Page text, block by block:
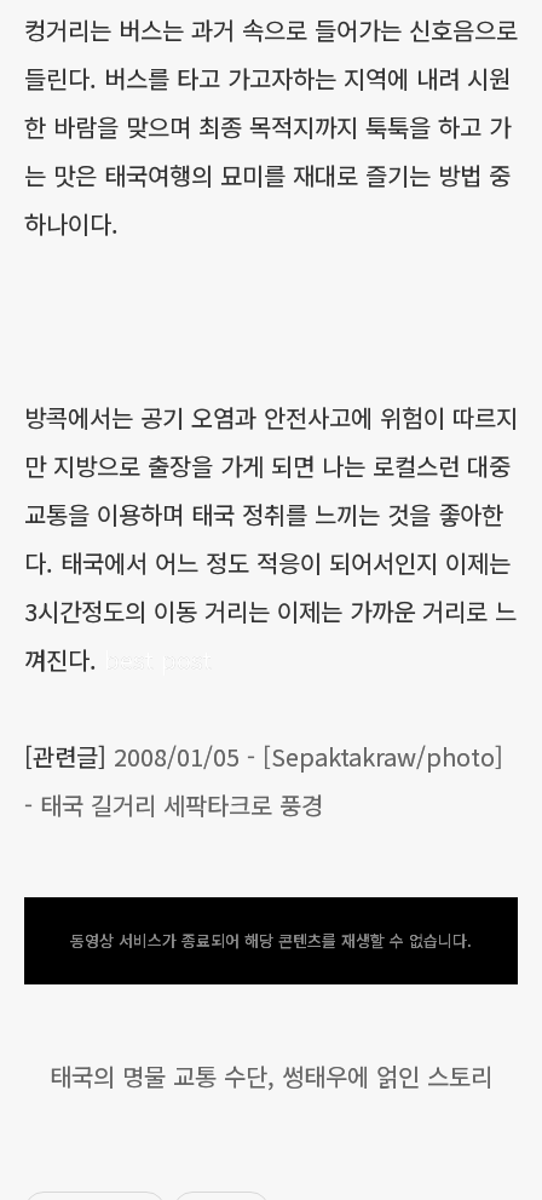
컹거리는 버스는 과거 속으로 들어가는 신호음으로
들린다. 버스를 타고 가고자하는 지역에 내려 시원
한 바람을 맞으며 최종 목적지까지 툭툭을 하고 가
는 맛은 태국여행의 묘미를 재대로 즐기는 방법 중
하나이다.
방콕에서는 공기 오염과 안전사고에 위험이 따르지
만 지방으로 출장을 가게 되면 나는 로컬스런 대중
교통을 이용하며 태국 정취를 느끼는 것을 좋아한
다. 태국에서 어느 정도 적응이 되어서인지 이제는
3시간정도의 이동 거리는 이제는 가까운 거리로 느
껴진다.
[관련글] 2008/01/05 - [Sepaktakraw/photo]
- 태국 길거리 세팍타크로 풍경
동영상 서비스가 종료되어 해당 콘텐츠를 재생할 수 없습니다.
태국의 명물 교통 수단, 썽태우에 얽인 스토리